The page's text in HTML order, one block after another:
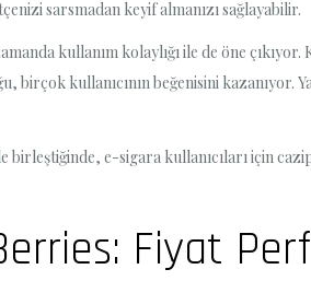
sarsmadan keyif almanızı sağlayabilir.
kullanım kolaylığı ile de öne çıkıyor.
birçok kullanıcının beğenisini kazanıyor.
e-sigara kullanıcıları için
Fiyat